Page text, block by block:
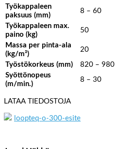
Työkappaleen
paksuus (mm)
8 – 60
Työkappaleen max.
paino (kg)
50
Massa per pinta-ala
(kg/m²)
20
Työstökorkeus (mm) 820 – 980
Syöttönopeus
(m/min.)
8 – 30
LATAA TIEDOSTOJA
loopteq-o-300-esite